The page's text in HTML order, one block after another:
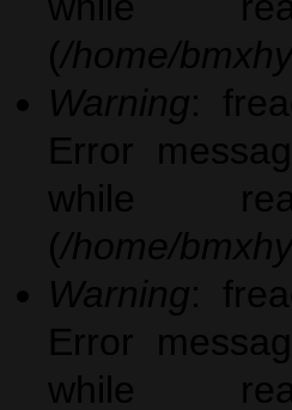
(/home/
Warning:
Error
while
(/home/
Warning:
Error
while